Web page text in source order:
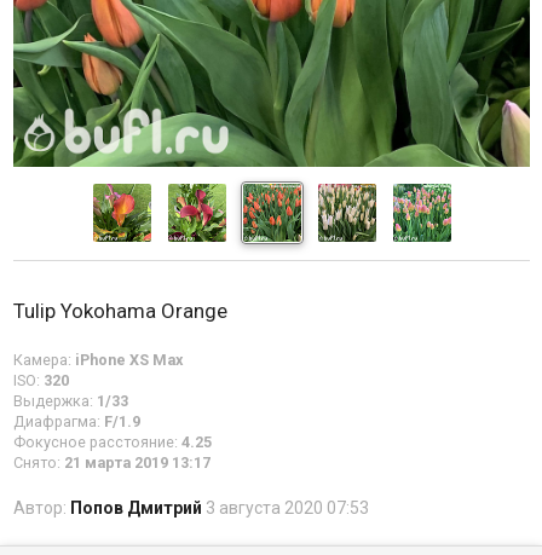
Tulip Yokohama Orange
Камера: iPhone XS Max
ISO: 320
Выдержка: 1/33
Диафрагма: F/1.9
Фокусное расстояние: 4.25
Снято: 21 марта 2019 13:17
Автор: Попов Дмитрий 3 августа 2020 07:53